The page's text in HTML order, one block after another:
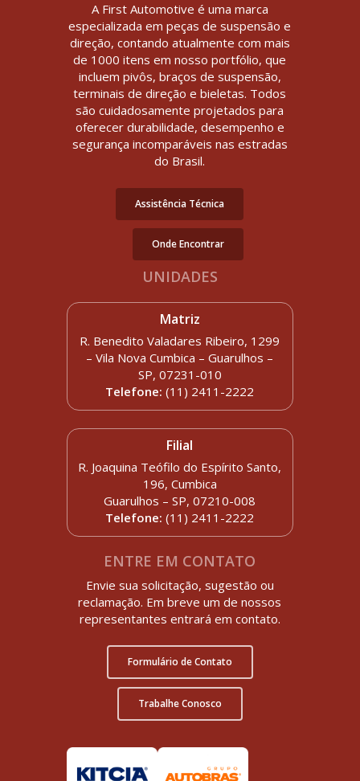
A First Automotive é uma marca
especializada em peças de suspensão e
direção, contando atualmente com mais
de 1000 itens em nosso portfólio, que
incluem pivôs, braços de suspensão,
terminais de direção e bieletas. Todos
são cuidadosamente projetados para
oferecer durabilidade, desempenho e
segurança incomparáveis nas estradas
do Brasil.
Assistência Técnica
Onde Encontrar
UNIDADES
Matriz
R. Benedito Valadares Ribeiro, 1299
– Vila Nova Cumbica – Guarulhos –
SP, 07231-010
Telefone:(11) 2411-2222
Filial
R. Joaquina Teófilo do Espírito Santo,
196, Cumbica
Guarulhos – SP, 07210-008
Telefone: (11) 2411-2222
ENTRE EM CONTATO
Envie sua solicitação, sugestão ou
reclamação. Em breve um de nossos
representantes entrará em contato.
Formulário de Contato
Trabalhe Conosco